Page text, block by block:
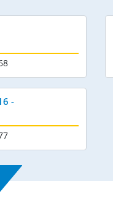
-